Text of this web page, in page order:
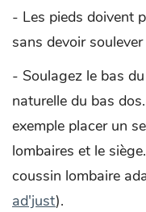
- Les pieds doivent
sans devoir
- Soulagez le bas
naturelle du bas
exemple placer un
lombaires et le
coussin lombaire
ad'just).